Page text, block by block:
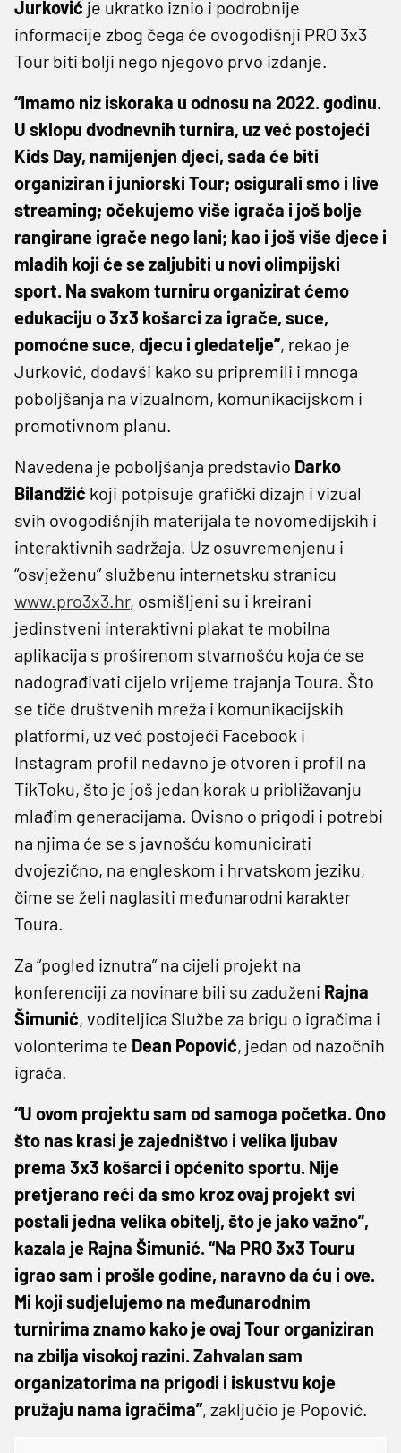
Jurković je ukratko iznio i podrobnije
informacije zbog čega će ovogodišnji PRO 3x3
Tour biti bolji nego njegovo prvo izdanje.
“Imamo niz iskoraka u odnosu na 2022. godinu.
U sklopu dvodnevnih turnira, uz već postojeći
Kids Day, namijenjen djeci, sada će biti
organiziran i juniorski Tour; osigurali smo i live
streaming; očekujemo više igrača i još bolje
rangirane igrače nego lani; kao i još više djece i
mladih koji će se zaljubiti u novi olimpijski
sport. Na svakom turniru organizirat ćemo
edukaciju o 3x3 košarci za igrače, suce,
pomoćne suce, djecu i gledatelje”, rekao je
Jurković, dodavši kako su pripremili i mnoga
poboljšanja na vizualnom, komunikacijskom i
promotivnom planu.
Navedena je poboljšanja predstavio Darko
Bilandžić koji potpisuje grafički dizajn i vizual
svih ovogodišnjih materijala te novomedijskih i
interaktivnih sadržaja. Uz osuvremenjenu i
“osvježenu” službenu internetsku stranicu
www.pro3x3.hr, osmišljeni su i kreirani
jedinstveni interaktivni plakat te mobilna
aplikacija s proširenom stvarnošću koja će se
nadograđivati cijelo vrijeme trajanja Toura. Što
se tiče društvenih mreža i komunikacijskih
platformi, uz već postojeći Facebook i
Instagram profil nedavno je otvoren i profil na
TikToku, što je još jedan korak u približavanju
mlađim generacijama. Ovisno o prigodi i potrebi
na njima će se s javnošću komunicirati
dvojezično, na engleskom i hrvatskom jeziku,
čime se želi naglasiti međunarodni karakter
Toura.
Za “pogled iznutra” na cijeli projekt na
konferenciji za novinare bili su zaduženi Rajna
Šimunić, voditeljica Službe za brigu o igračima i
volonterima te Dean Popović, jedan od nazočnih
igrača.
“U ovom projektu sam od samoga početka. Ono
što nas krasi je zajedništvo i velika ljubav
prema 3x3 košarci i općenito sportu. Nije
pretjerano reći da smo kroz ovaj projekt svi
postali jedna velika obitelj, što je jako važno”,
kazala je Rajna Šimunić. “Na PRO 3x3 Touru
igrao sam i prošle godine, naravno da ću i ove.
Mi koji sudjelujemo na međunarodnim
turnirima znamo kako je ovaj Tour organiziran
na zbilja visokoj razini. Zahvalan sam
organizatorima na prigodi i iskustvu koje
pružaju nama igračima”, zaključio je Popović.